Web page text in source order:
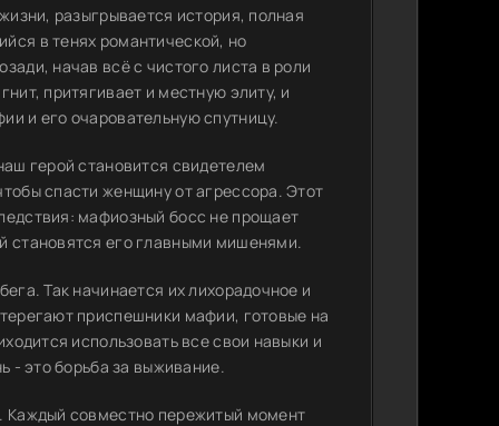
разыгрывается история, полная
в тенях романтической, но
начав всё с чистого листа в роли
притягивает и местную элиту, и
и его очаровательную спутницу.
герой становится свидетелем
спасти женщину от агрессора. Этот
мафиозный босс не прощает
становятся его главными мишенями.
Так начинается их лихорадочное и
приспешники мафии, готовые на
использовать все свои навыки и
- это борьба за выживание.
Каждый совместно пережитый момент